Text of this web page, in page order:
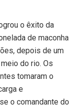
o êxito da
de maconha
depois de um
do rio. Os
tomaram o
e
o comandante do